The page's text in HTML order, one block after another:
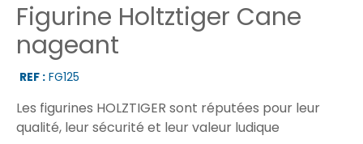
Figurine Holtztiger Cane
nageant
REF : FG125
Les figurines HOLZTIGER sont réputées pour leur
qualité, leur sécurité et leur valeur ludique